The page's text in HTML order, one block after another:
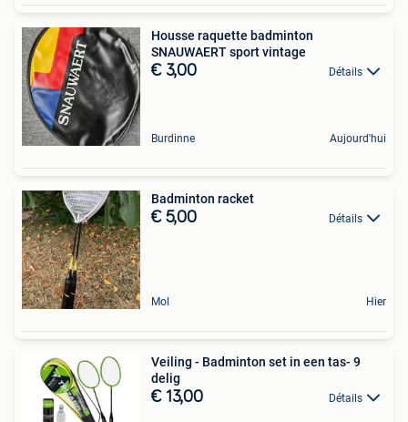
Housse raquette badminton
SNAUWAERT sport vintage
€ 3,00 Détails
Burdinne Aujourd'hui
Badminton racket
€ 5,00 Détails
Mol Hier
Veiling - Badminton set in een tas- 9
delig
€ 13,00 Détails